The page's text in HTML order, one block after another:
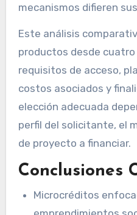
mecanismos difieren
Este análisis
productos desde cuatro
requisitos de acceso,
costos asociados y
elección adecuada
perfil del solicitante, el
de proyecto a financiar.
Conclusiones
Microcréditos